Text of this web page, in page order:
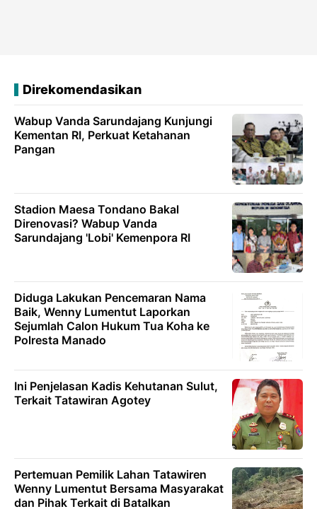
Direkomendasikan
Wabup Vanda Sarundajang Kunjungi
Kementan RI, Perkuat Ketahanan
Pangan
Stadion Maesa Tondano Bakal
Direnovasi? Wabup Vanda
Sarundajang 'Lobi' Kemenpora RI
Diduga Lakukan Pencemaran Nama
Baik, Wenny Lumentut Laporkan
Sejumlah Calon Hukum Tua Koha ke
Polresta Manado
Ini Penjelasan Kadis Kehutanan Sulut,
Terkait Tatawiran Agotey
Pertemuan Pemilik Lahan Tatawiren
Wenny Lumentut Bersama Masyarakat
dan Pihak Terkait di Batalkan